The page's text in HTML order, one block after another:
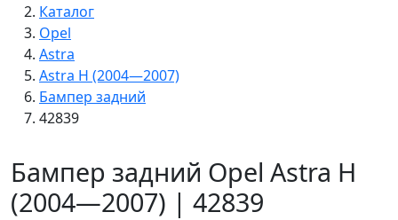
Каталог
Opel
Astra
Astra H (2004—2007)
Бампер задний
42839
Бампер задний Opel Astra H
(2004—2007) | 42839